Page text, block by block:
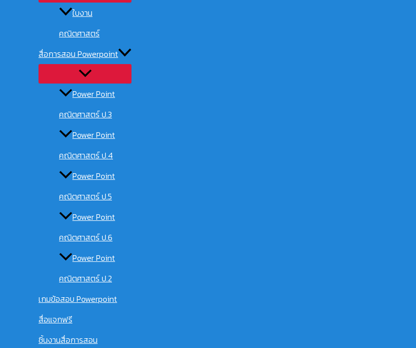
ใบงาน
คณิตศาสตร์
สื่อการสอน Powerpoint
Power Point
คณิตศาสตร์ ป.3
Power Point
คณิตศาสตร์ ป.4
Power Point
คณิตศาสตร์ ป.5
Power Point
คณิตศาสตร์ ป.6
Power Point
คณิตศาสตร์ ป.2
เกมข้อสอบ Powerpoint
สื่อแจกฟรี
ชิ้นงานสื่อการสอน